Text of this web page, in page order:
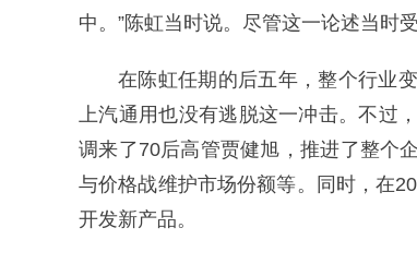
中。”陈虹当时说。尽管这一论述当时
在陈虹任期的后五年，整个行业
上汽通用也没有逃脱这一冲击。不过
调来了70后高管贾健旭，推进了整个
与价格战维护市场份额等。同时，在
开发新产品。